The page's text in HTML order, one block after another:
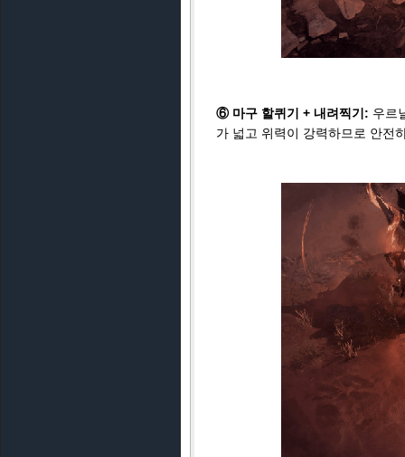
⑥ 마구 할퀴기 + 내려찍기: 우르
가 넓고 위력이 강력하므로 안전